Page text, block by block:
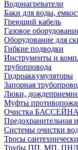
Водонагреватели
Баки для воды,
Греющий кабель
Газовое
Оборудование для
Гибкие подводки
Инструменты и
трубопровода
Гидроаккумуляторы
Запорная
Люки,
Муфты
Очистка БАССЕЙНА
Предохранительная
Системы очистки
Тросы
Трубы ПП, МП,